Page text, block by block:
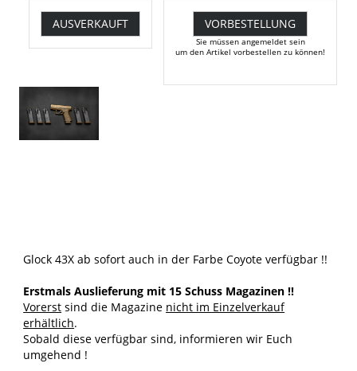
AUSVERKAUFT VORBESTELLUNG
Sie müssen angemeldet sein
um den Artikel vorbestellen zu können!
Glock 43X ab sofort auch in der Farbe Coyote verfügbar !!
Erstmals Auslieferung mit 15 Schuss Magazinen !!
Vorerst sind die Magazine nicht im Einzelverkauf
erhältlich.
Sobald diese verfügbar sind, informieren wir Euch
umgehend !